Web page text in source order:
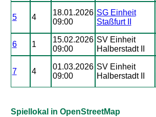
5 4
18.01.2026
09:00
SG Einheit
Staßfurt II
6 1
15.02.2026
09:00
SV Einheit
Halberstadt II
7 4
01.03.2026
09:00
SV Einheit
Halberstadt II
Spiellokal in OpenStreetMap